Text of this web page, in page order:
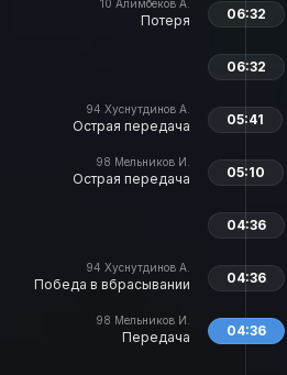
10 Алимбеков А.
Потеря 06:32
06:32
94 Хуснутдинов А.
Острая передача 05:41
98 Мельников И.
Острая передача 05:10
04:36
94 Хуснутдинов А.
Победа в вбрасывании 04:36
98 Мельников И.
Передача 04:36